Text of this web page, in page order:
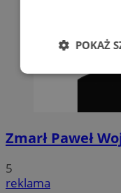
Zmarł Paweł
5
reklama
POKAŻ